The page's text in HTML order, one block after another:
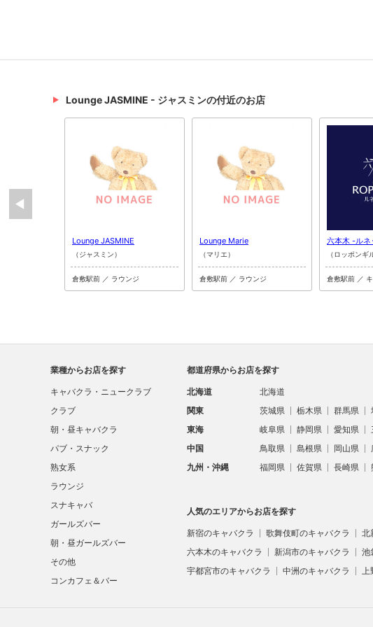
Lounge JASMINE - ジャスミンの付近のお店
Lounge JASMINE
（ジャスミン）
倉敷駅前 ／ ラウンジ
Lounge Marie
（マリエ）
倉敷駅前 ／ ラウンジ
六本木 -ル
（ロッポンギ
倉敷駅前 ／
業種からお店を探す
キャバクラ・ニュークラブ
クラブ
朝・昼キャバクラ
パブ・スナック
熟女系
ラウンジ
スナキャバ
ガールズバー
朝・昼ガールズバー
その他
コンカフェ＆バー
都道府県からお店を探す
北海道 北海道
関東
茨城県 栃木県 群馬県
東海
岐阜県 静岡県 愛知県
中国
鳥取県 島根県 岡山県
九州・沖縄
福岡県 佐賀県 長崎県
人気のエリアからお店を探す
新宿のキャバクラ 歌舞伎町のキャバクラ 北
六本木のキャバクラ
新潟市のキャバクラ 池
宇都宮市のキャバクラ
中洲のキャバクラ 上